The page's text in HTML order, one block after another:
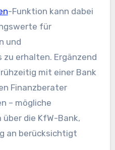
-Funktion kann dabei
für
und
erhalten. Ergänzend
mit einer Bank
Finanzberater
– mögliche
die KfW-Bank,
an berücksichtigt